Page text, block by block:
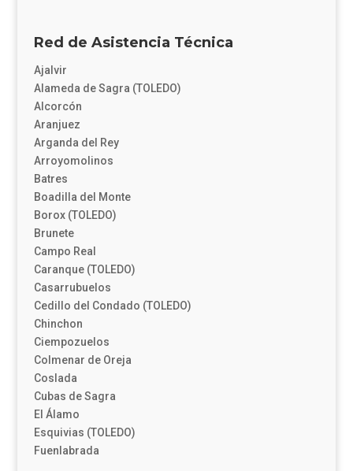
Red de Asistencia Técnica
Ajalvir
Alameda de Sagra (TOLEDO)
Alcorcón
Aranjuez
Arganda del Rey
Arroyomolinos
Batres
Boadilla del Monte
Borox (TOLEDO)
Brunete
Campo Real
Caranque (TOLEDO)
Casarrubuelos
Cedillo del Condado (TOLEDO)
Chinchon
Ciempozuelos
Colmenar de Oreja
Coslada
Cubas de Sagra
El Álamo
Esquivias (TOLEDO)
Fuenlabrada